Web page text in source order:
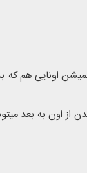
اونایی هم